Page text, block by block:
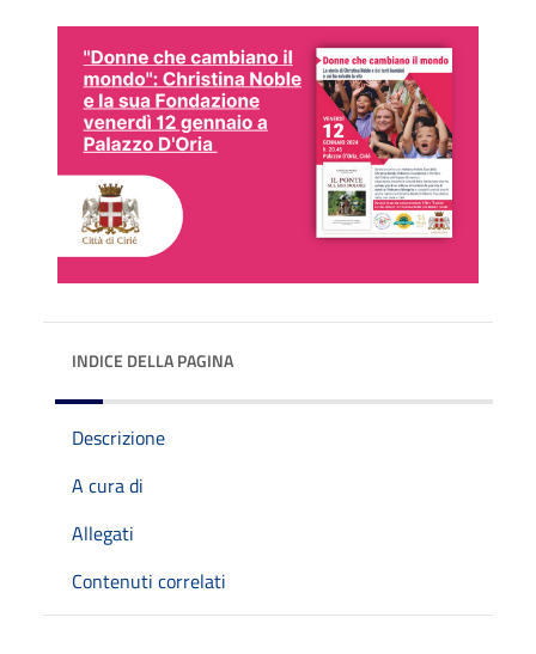
INDICE DELLA PAGINA
Descrizione
A cura di
Allegati
Contenuti correlati